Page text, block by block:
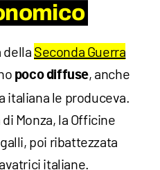
della Seconda Guerra
poco diffuse, anche
italiana le produceva.
di Monza, la Officine
poi ribattezzata
italiane.